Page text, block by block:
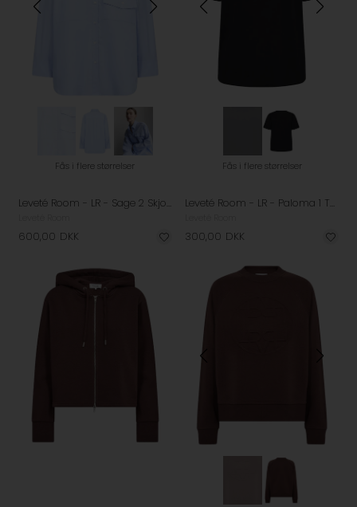
Fås i flere størrelser
Leveté Room - LR - Sage 2 Skjorte - Sky Blue
600,00 DKK
Fås i flere størrelser
Leveté Room - LR - Paloma 1 T-shirt - Black
300,00 DKK